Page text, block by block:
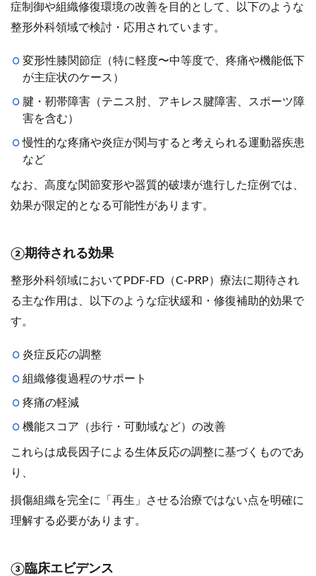
症制御や組織修復環境の改善を目的として、以下のような
整形外科領域で検討・応用されています。
変形性膝関節症（特に軽度〜中等度で、疼痛や機能低下
が主症状のケース）
腱・靭帯障害（テニス肘、アキレス腱障害、スポーツ障
害を含む）
慢性的な疼痛や炎症が関与すると考えられる運動器疾患
など
なお、高度な関節変形や器質的破壊が進行した症例では、
効果が限定的となる可能性があります。
②期待される効果
整形外科領域においてPDF-FD（C-PRP）療法に期待され
る主な作用は、以下のような症状緩和・修復補助的効果で
す。
炎症反応の調整
組織修復過程のサポート
疼痛の軽減
機能スコア（歩行・可動域など）の改善
これらは成長因子による生体反応の調整に基づくものであ
り、
損傷組織を完全に「再生」させる治療ではない点を明確に
理解する必要があります。
③臨床エビデンス